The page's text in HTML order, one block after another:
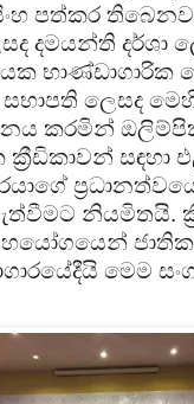
පත්කර
දමයන්ති දර්ශා
භාණ්ඩාගාරික
ලෙසද
කරමින්
ක්‍රීඩිකාවන් සඳහා
නියමිතයි.
සහයෝගයෙන්
මෙම